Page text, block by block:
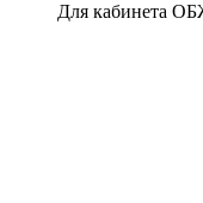
Для кабинета